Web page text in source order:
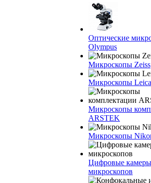
Оптические
Olympus
Микроскопы Zeiss
Микроскопы Leica
Микроскопы
ARSTEK
Микроскопы
Цифровые
микроскопов